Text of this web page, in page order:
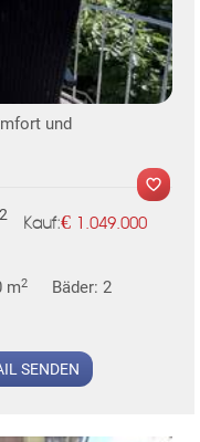
und
2 Kauf:€ 1.049.000
m2
Bäder: 2
SENDEN